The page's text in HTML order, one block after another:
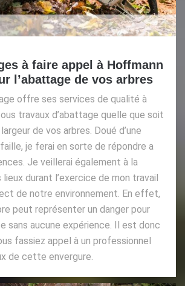
à faire appel à Hoffmann
l’abattage de vos arbres
offre ses services de qualité à
travaux d’abattage quelle que soit
de vos arbres. Doué d’une
je ferai en sorte de répondre a
Je veillerai également à la
durant l’exercice de mon travail
de notre environnement. En effet,
peut représenter un danger pour
sans aucune expérience. Il est donc
fassiez appel à un professionnel
de cette envergure.